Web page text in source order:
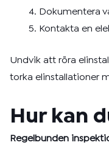
Dokumentera
Kontakta en
Undvik att röra
torka elinstallationer
Hur kan
Regelbunden